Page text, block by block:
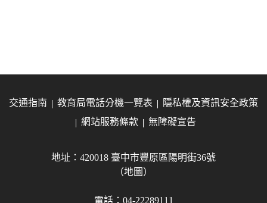
交通指南 教育局電話分機一覽表
隱私權及資訊安全政策
網站服務條款
無障礙宣告
地址：420018 臺中市豐原區陽明街36號
（地圖）
電話：04-22289111